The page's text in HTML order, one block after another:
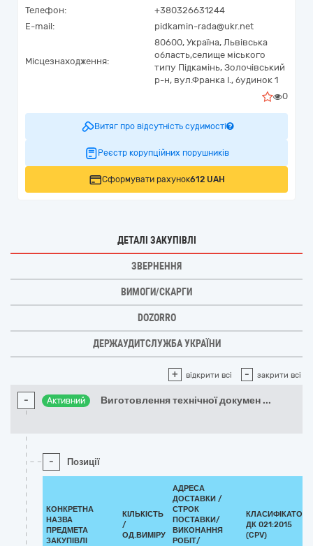
Телефон:
+380326631244
E-mail:
pidkamin-rada@ukr.net
Місцезнаходження:
80600, Україна, Львівська
область,селище міського
типу Підкамінь, Золочівський
р-н, вул.Франка І., будинок 1
0
Витяг про відсутність судимості
Реєстр корупційних порушників
Сформувати рахунок612 UAH
ДЕТАЛІ ЗАКУПІВЛІ
ЗВЕРНЕННЯ
ВИМОГИ/СКАРГИ
DOZORRO
ДЕРЖАУДИТСЛУЖБА УКРАЇНИ
+ відкрити всі - закрити всі
- Активний Виготовлення технічної докумен ...
- Позиції
КОНКРЕТНА
НАЗВА
ПРЕДМЕТА
ЗАКУПІВЛІ
КІЛЬКІСТЬ
/
ОД.ВИМІРУ
АДРЕСА
ДОСТАВКИ /
СТРОК
ПОСТАВКИ/
ВИКОНАННЯ
РОБІТ/
КЛАСИФІКАТОР
ДК 021:2015
(CPV)